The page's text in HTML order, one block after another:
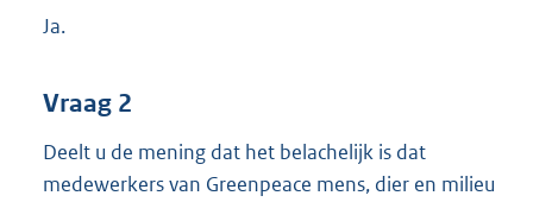
Ja.
Vraag 2
Deelt u de mening dat het belachelijk is dat
medewerkers van Greenpeace mens, dier en milieu